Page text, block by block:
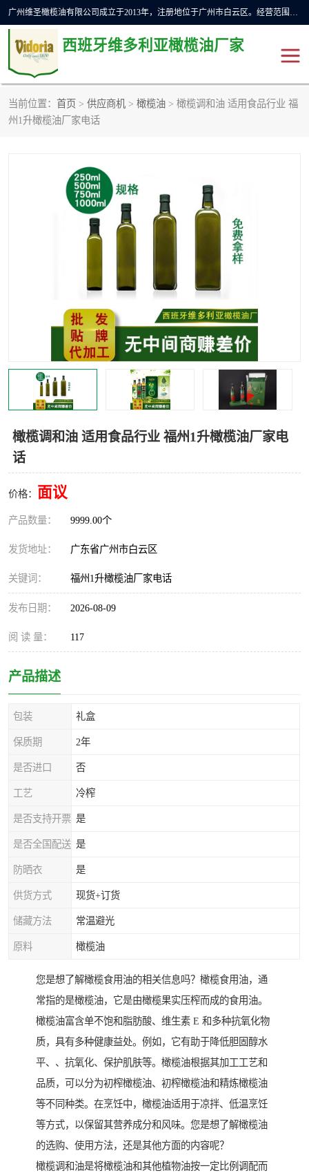
广州维圣橄榄油有限公司成立于2013年，注册地位于广州市白云区。经营范围包括饲料原料销售;畜牧渔业饲料销售;化妆品批发;贸易经纪;食品进出口等，主要产品有：橄榄果渣油，橄榄油，纯橄榄油等。
西班牙维多利亚橄榄油厂家
当前位置： 首页 > 供应商机 > 橄榄油 > 橄榄调和油 适用食品行业 福
州1升橄榄油厂家电话
橄榄调和油 适用食品行业 福州1升橄榄油厂家电
话
价格： 面议
产品数量： 9999.00个
发货地址： 广东省广州市白云区
关键词： 福州1升橄榄油厂家电话
发布日期： 2026-08-09
阅 读 量： 117
产品描述
包装 礼盒
保质期 2年
是否进口 否
工艺 冷榨
是否支持开票 是
是否全国配送 是
防晒衣 是
供货方式 现货+订货
储藏方法 常温避光
原料 橄榄油
您是想了解橄榄食用油的相关信息吗？橄榄食用油，通
常指的是橄榄油，它是由橄榄果实压榨而成的食用油。
橄榄油富含单不饱和脂肪酸、维生素 E 和多种抗氧化物
质，具有多种健康益处。例如，它有助于降低胆固醇水
平、、抗氧化、保护肌肤等。橄榄油根据其加工工艺和
品质，可以分为初榨橄榄油、初榨橄榄油和精炼橄榄油
等不同种类。在烹饪中，橄榄油适用于凉拌、低温烹饪
等方式，以保留其营养成分和风味。您是想了解橄榄油
的选购、使用方法，还是其他方面的内容呢？
橄榄调和油是将橄榄油和其他植物油按一定比例调配而
橄榄油
橄榄果渣油 精炼橄榄油